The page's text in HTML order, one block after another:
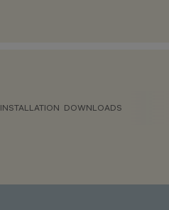
INSTALLATION DOWNLOADS